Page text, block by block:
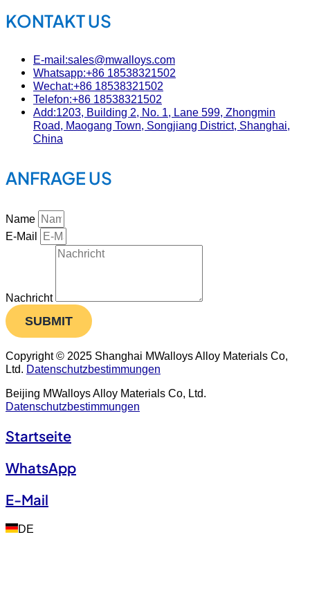
KONTAKT US
E-mail:sales@mwalloys.com
Whatsapp:+86 18538321502
Wechat:+86 18538321502
Telefon:+86 18538321502
Add:1203, Building 2, No. 1, Lane 599, Zhongmin
Road, Maogang Town, Songjiang District, Shanghai,
China
ANFRAGE US
Name
E-Mail
Nachricht
SUBMIT
Copyright © 2025 Shanghai MWalloys Alloy Materials Co,
Ltd. Datenschutzbestimmungen
Beijing MWalloys Alloy Materials Co, Ltd.
Datenschutzbestimmungen
Startseite
WhatsApp
E-Mail
DE